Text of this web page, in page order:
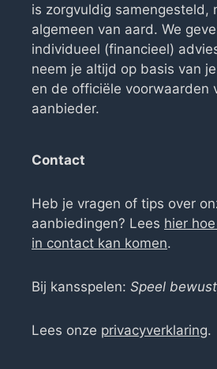
is zorgvuldig samengesteld,
algemeen van aard. We
individueel (financieel)
neem je altijd op basis van
en de officiële voorwaarden
aanbieder.
Contact
Heb je vragen of tips over
aanbiedingen? Lees hier
in contact kan komen.
Bij kansspelen: Speel
Lees onze privacyverklaring.